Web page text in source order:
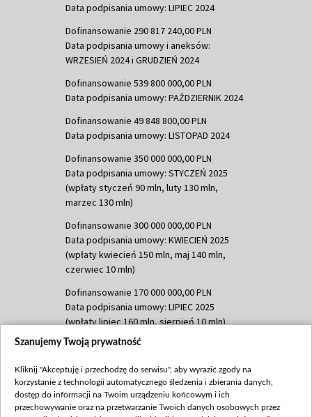
Data podpisania umowy: LIPIEC 2024
Dofinansowanie 290 817 240,00 PLN
Data podpisania umowy i aneksów:
WRZESIEŃ 2024 i GRUDZIEŃ 2024
Dofinansowanie 539 800 000,00 PLN
Data podpisania umowy: PAŹDZIERNIK 2024
Dofinansowanie 49 848 800,00 PLN
Data podpisania umowy: LISTOPAD 2024
Dofinansowanie 350 000 000,00 PLN
Data podpisania umowy: STYCZEŃ 2025
(wpłaty styczeń 90 mln, luty 130 mln,
marzec 130 mln)
Dofinansowanie 300 000 000,00 PLN
Data podpisania umowy: KWIECIEŃ 2025
(wpłaty kwiecień 150 mln, maj 140 mln,
czerwiec 10 mln)
Dofinansowanie 170 000 000,00 PLN
Data podpisania umowy: LIPIEC 2025
(wpłaty lipiec 160 mln, sierpień 10 mln)
Dofinansowanie 60 000 000,00 PLN
(wpłata wrzesień 60 mln)
Dofinansowanie 635 783 051,21 PLN
Data podpisania umowy: WRZESIEŃ 2025
Szanujemy Twoją prywatność
Kliknij "Akceptuję i przechodzę do serwisu", aby wyrazić zgody na
korzystanie z technologii automatycznego śledzenia i zbierania danych,
dostęp do informacji na Twoim urządzeniu końcowym i ich
przechowywanie oraz na przetwarzanie Twoich danych osobowych przez